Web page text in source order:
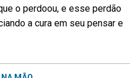
o perdoou, e esse perdão
a cura em seu pensar e